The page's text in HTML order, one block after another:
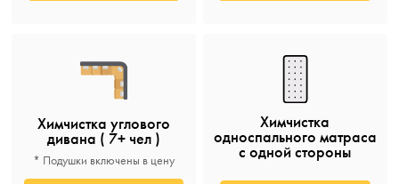
Химчистка углового
дивана ( 7+ чел )
* Подушки включены в цену
Химчистка
односпального матраса
с одной стороны